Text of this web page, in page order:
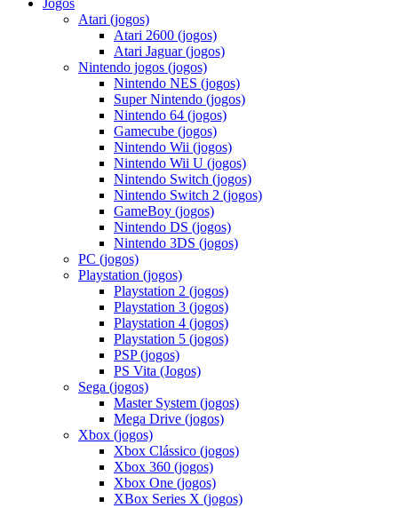
Jogos
Atari (jogos)
Atari 2600 (jogos)
Atari Jaguar (jogos)
Nintendo jogos (jogos)
Nintendo NES (jogos)
Super Nintendo (jogos)
Nintendo 64 (jogos)
Gamecube (jogos)
Nintendo Wii (jogos)
Nintendo Wii U (jogos)
Nintendo Switch (jogos)
Nintendo Switch 2 (jogos)
GameBoy (jogos)
Nintendo DS (jogos)
Nintendo 3DS (jogos)
PC (jogos)
Playstation (jogos)
Playstation 2 (jogos)
Playstation 3 (jogos)
Playstation 4 (jogos)
Playstation 5 (jogos)
PSP (jogos)
PS Vita (Jogos)
Sega (jogos)
Master System (jogos)
Mega Drive (jogos)
Xbox (jogos)
Xbox Clássico (jogos)
Xbox 360 (jogos)
Xbox One (jogos)
XBox Series X (jogos)